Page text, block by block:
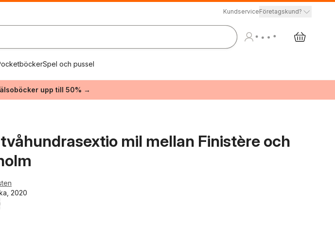
KundserviceFöretagskund?
Spel och pussel
upp till 50% →
mil mellan Finistère och
2020
Totalt antal röster: